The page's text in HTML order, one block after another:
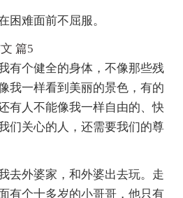
困难面前不屈服。
篇5
有个健全的身体，不像那些残
我一样看到美丽的景色，有的
有人不能像我一样自由的、快
们关心的人，还需要我们的尊
去外婆家，和外婆出去玩。走
有个十多岁的小哥哥，他只有